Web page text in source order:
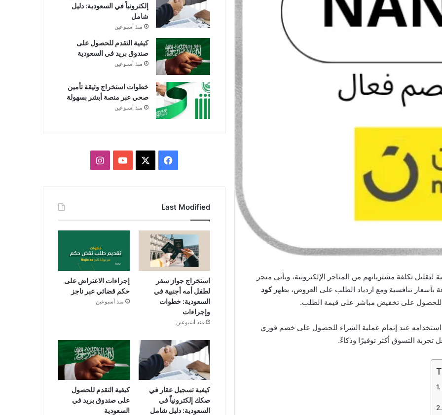
تكلفة مشترياتهم من المتاجر الإلكترونية، ويأتي متجر
بأسعار تنافسية ومع ازدياد الطلب على العروض، يظهركود
على تخفيض مباشر على قيمة الطلب.
عند إتمام عملية الشراء للحصول على خصم فوري
إلكترونياً في السعودية: دليل
شامل
منذ أسبوعين
كيفية التقدم للحصول على
صندوق بريد في السعودية
منذ أسبوعين
خطوات استخراج وثيقة تأمين
صحي عبر منصة أبشر بسهولة
منذ أسبوعين
فيسبوك يوتيوبانستقرام
Last Modified
استخراج جواز سفر
لطفل أمه أجنبية في
السعودية: خطوات
وإجراءات
منذ أسبوعين
إجراءات الاعتراض على
حكم قضائي عبر ناجز
منذ أسبوعين
كيفية تسجيل عقار في
صكك إلكترونياً في
السعودية: دليل شامل
كيفية التقدم للحصول
على صندوق بريد في
السعودية